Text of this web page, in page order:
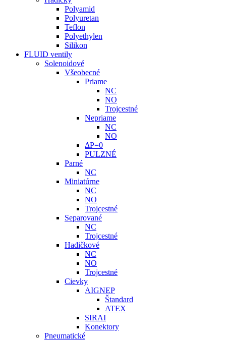
Polyamid
Polyuretan
Teflon
Polyethylen
Silikon
FLUID ventily
Solenoidové
Všeobecné
Priame
NC
NO
Trojcestné
Nepriame
NC
NO
ΔP=0
PULZNÉ
Parné
NC
Miniatúrne
NC
NO
Trojcestné
Separované
NC
Trojcestné
Hadičkové
NC
NO
Trojcestné
Cievky
AIGNEP
Štandard
ATEX
SIRAI
Konektory
Pneumatické